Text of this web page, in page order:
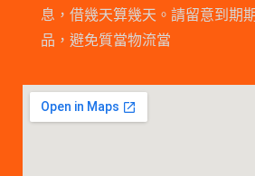
息，借幾天算幾天。請留意到期
品，避免質當物流當